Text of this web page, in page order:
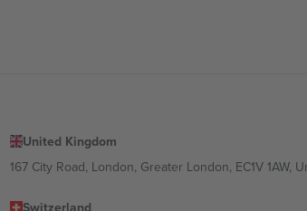
United Kingdom
167 City Road, London, Greater London, EC1V 1AW,
Switzerland